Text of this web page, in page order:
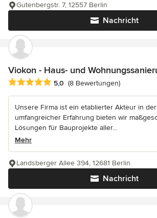
Nachricht
Gutenbergstr. 7, 12557 Berlin
Viokon - Haus- und
Durchschnittliche Bewertung: 5 von 5
5,0 (8 Bewertungen)
Unsere Firma ist ein etablierter Akteur in
umfangreicher Erfahrung bieten wir
Lösungen für Bauprojekte aller...
Mehr
Nachricht
Landsberger Allee 394, 12681 Berlin